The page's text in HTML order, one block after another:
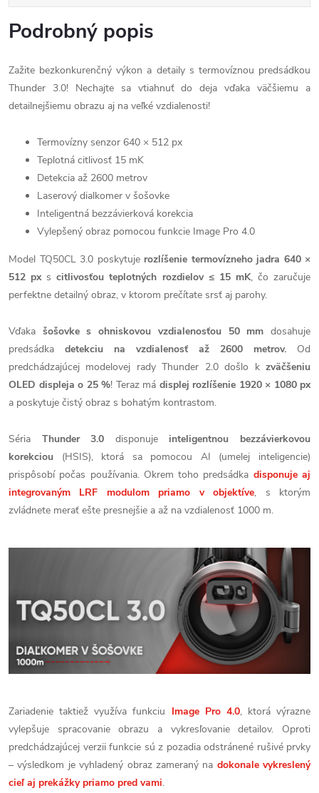
Podrobný popis
Zažite bezkonkurenčný výkon a detaily s termovíznou predsádkou
Thunder 3.0! Nechajte sa vtiahnuť do deja vďaka väčšiemu a
detailnejšiemu obrazu aj na veľké vzdialenosti!
Termovízny senzor 640 × 512 px
Teplotná citlivosť 15 mK
Detekcia až 2600 metrov
Laserový dialkomer v šošovke
Inteligentná bezzávierková korekcia
Vylepšený obraz pomocou funkcie Image Pro 4.0
Model TQ50CL 3.0 poskytujerozlíšenie termovízneho jadra 640 ×
512 pxs citlivosťou teplotných rozdielov ≤ 15 mK, čo zaručuje
perfektne detailný obraz, v ktorom prečítate srsť aj parohy.
Vďaka šošovke s ohniskovou vzdialenosťou 50 mm dosahuje
predsádka detekciu na vzdialenosť až 2600 metrov. Od
predchádzajúcej modelovej rady Thunder 2.0 došlo k zväčšeniu
OLED displeja o 25 %! Teraz má displej rozlíšenie 1920 × 1080 px
a poskytuje čistý obraz s bohatým kontrastom.
Séria Thunder 3.0 disponujeinteligentnou bezzávierkovou
korekciou (HSIS), ktorá sa pomocou AI (umelej inteligencie)
prispôsobí počas používania. Okrem toho predsádka disponuje aj
integrovaným LRF modulom priamo v objektíve, s ktorým
zvládnete merať ešte presnejšie a až na vzdialenosť 1000 m.
Zariadenie taktiež využíva funkciu Image Pro 4.0, ktorá výrazne
vylepšuje spracovanie obrazu a vykresľovanie detailov. Oproti
predchádzajúcej verzii funkcie sú z pozadia odstránené rušivé prvky
– výsledkom je vyhladený obraz zameraný na dokonale vykreslený
cieľ aj prekážky priamo pred vami.